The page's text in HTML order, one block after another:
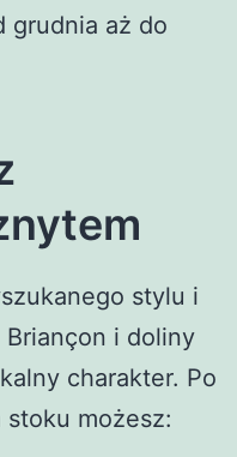
grudnia aż do
stylu i
i doliny
charakter. Po
stoku możesz: